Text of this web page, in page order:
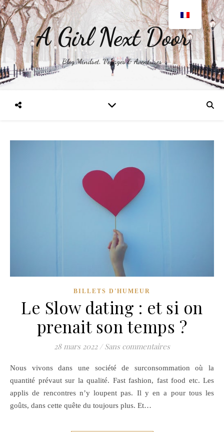
A Girl Next Door
Blog Mindset, Voyages & Aventures
BILLETS D'HUMEUR
Le Slow dating : et si on
prenait son temps ?
28 mars 2022 / Sans commentaires
Nous vivons dans une société de surconsommation où la
quantité prévaut sur la qualité. Fast fashion, fast food etc. Les
applis de rencontres n’y loupent pas. Il y en a pour tous les
goûts, dans cette quête du toujours plus. Et…